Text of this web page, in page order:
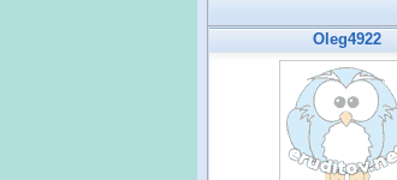
Oleg4922